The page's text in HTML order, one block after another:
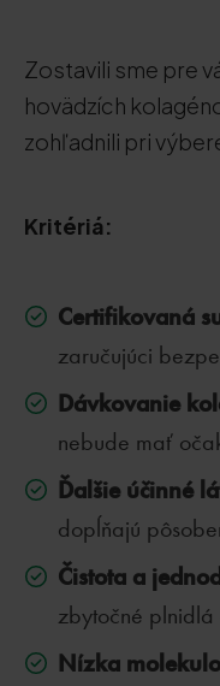
Zostavili sme pre
hovädzích
zohľadnili pri
Kritériá:
Certifikovaná
zaručujúci
Dávkovanie
nebude mať
Ďalšie účinné
dopĺňajú
Čistota a
zbytočné
Nízka